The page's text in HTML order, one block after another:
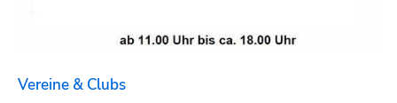
Vereine & Clubs